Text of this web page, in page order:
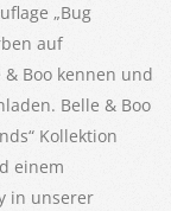
„Bug
auf
Boo kennen und
Belle & Boo
Kollektion
einem
in unserer